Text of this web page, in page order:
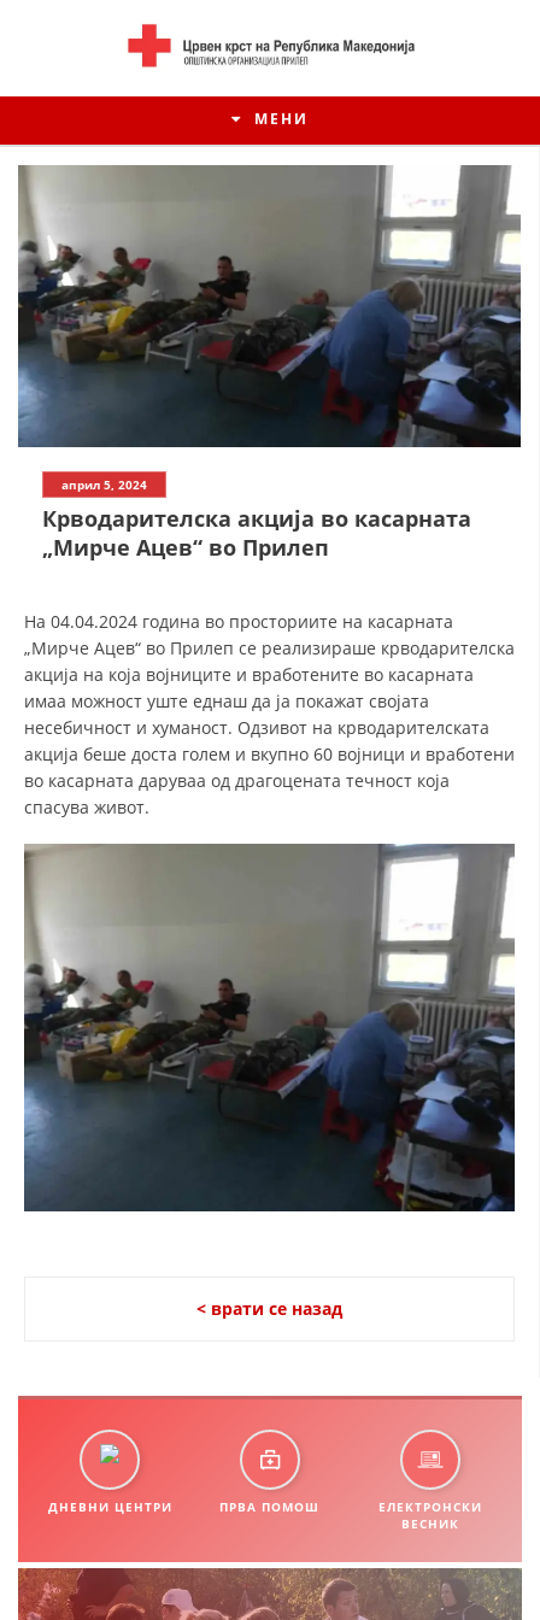
МЕНИ
ИСТОРИЈАТ НА ЦКРСМ
СТРУКТУРА НА ОРГАНИЗАЦИЈАТА
ЧЛЕНСТВО ВО ПРОФЕСИОНАЛНИ ТЕЛА
ЗАКОН ЗА ЦКРМ
СТАТУТ НА ЦКРМ
РАКОВОДЕН ОДБОР
СОБРАНИЕ
СТРУКТУРА И ОРГАНИЗАЦИОНА ПОСТАВЕНОСТ
ТИМОВИ НА ООЦК
СПАСИТЕЛНА СТАНИЦА ВОДНО
ПРОЕКТИ – ПОДГОТВЕНОСТ И ДЕЈСТВУВАЊЕ ПРИ КАТАСТРОФИ
ОДНОСИ СО ЈАВНОСТ
ИСТРАЖУВАЊЕ НА ЈАВНО МИСЛЕЊЕ
април 5, 2024
Крводарителска акција во касарната
„Мирче Ацев“ во Прилеп
На 04.04.2024 година во просториите на касарната
„Мирче Ацев“ во Прилеп се реализираше крводарителска
акција на која војниците и вработените во касарната
имаа можност уште еднаш да ја покажат својата
несебичност и хуманост. Одзивот на крводарителската
акција беше доста голем и вкупно 60 војници и вработени
во касарната даруваа од драгоцената течност која
спасува живот.
< врати се назад
ДНЕВНИ ЦЕНТРИ ПРВА ПОМОШ
ЕЛЕКТРОНСКИ
ВЕСНИК